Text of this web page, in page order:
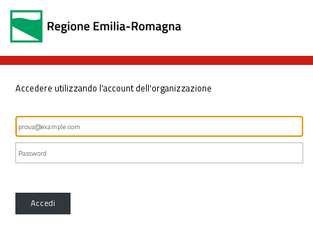
Accedere utilizzando l'account dell'organizzazione
Accedi